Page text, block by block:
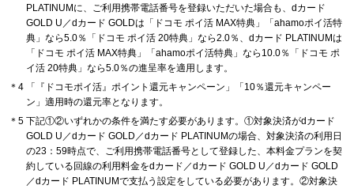
PLATINUMに、ご利用携帯電話番号を登録いただいた場合も、dカード
GOLD U／dカード GOLDは「ドコモ ポイ活 MAX特典」「ahamoポイ活特
典」なら5.0％「ドコモ ポイ活 20特典」なら2.0％、dカード PLATINUMは
「ドコモ ポイ活 MAX特典」「ahamoポイ活特典」なら10.0％「ドコモ ポ
イ活 20特典」なら5.0％の進呈率を適用します。
「『ドコモポイ活』ポイント還元キャンペーン」「10％還元キャンペー
ン」適用時の還元率となります。
下記①②いずれかの条件を満たす必要があります。①対象決済がdカード
GOLD U／dカード GOLD／dカード PLATINUMの場合、対象決済の利用日
の23：59時点で、ご利用携帯電話番号として登録した、本料金プランを契
約している回線の利用料金をdカード／dカード GOLD U／dカード GOLD
／dカード PLATINUMで支払う設定をしている必要があります。②対象決